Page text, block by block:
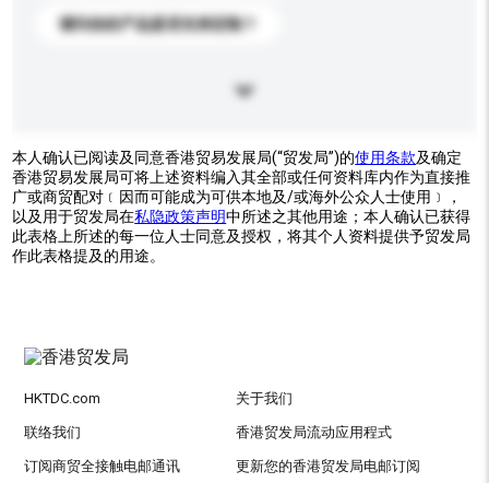
请问你的产品是否支持定制？
本人确认已阅读及同意香港贸易发展局(“贸发局”)的使用条款及确定
香港贸易发展局可将上述资料编入其全部或任何资料库内作为直接推
广或商贸配对﹝因而可能成为可供本地及/或海外公众人士使用﹞，
以及用于贸发局在私隐政策声明中所述之其他用途；本人确认已获得
此表格上所述的每一位人士同意及授权，将其个人资料提供予贸发局
作此表格提及的用途。
HKTDC.com 关于我们
联络我们 香港贸发局流动应用程式
订阅商贸全接触电邮通讯 更新您的香港贸发局电邮订阅